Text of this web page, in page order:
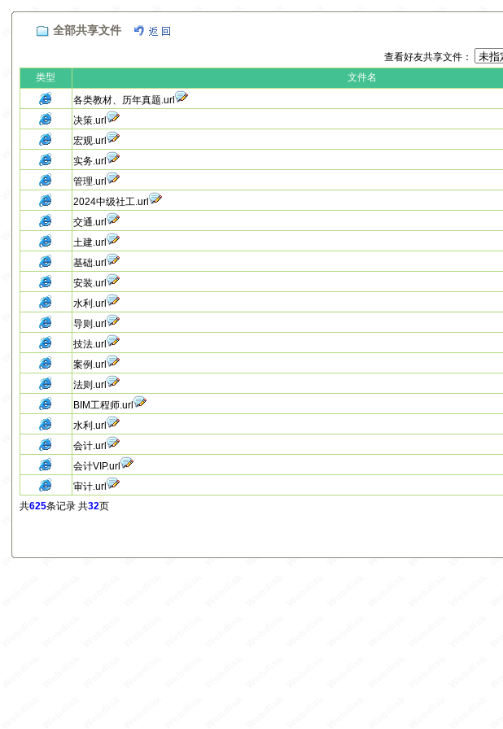
全部共享文件
查看好友共享文件：
类型
文件名
各类教材、历年真题.url
决策.url
宏观.url
实务.url
管理.url
2024中级社工.url
交通.url
土建.url
基础.url
安装.url
水利.url
导则.url
技法.url
案例.url
法则.url
BIM工程师.url
水利.url
会计.url
会计VIP.url
审计.url
共625条记录 共32页